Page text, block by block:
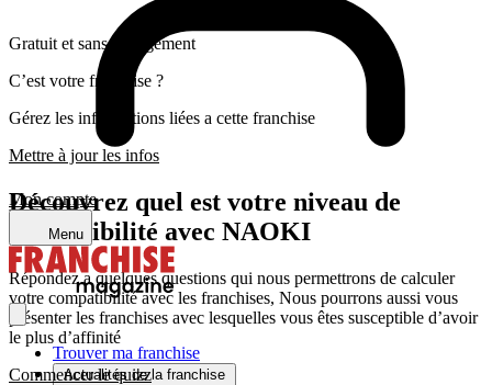
Mon compte
Menu
Trouver ma franchise
Actualités de la franchise
Gratuit et sans engagement
C’est votre franchise ?
Gérez les informations liées a cette franchise
Mettre à jour les infos
Découvrez quel est votre niveau de
compatibilité avec NAOKI
Répondez a quelques questions qui nous permettrons de calculer
votre compatibilité avec les franchises, Nous pourrons aussi vous
présenter les franchises avec lesquelles vous êtes susceptible d’avoir
le plus d’affinité
Commencer le quizz